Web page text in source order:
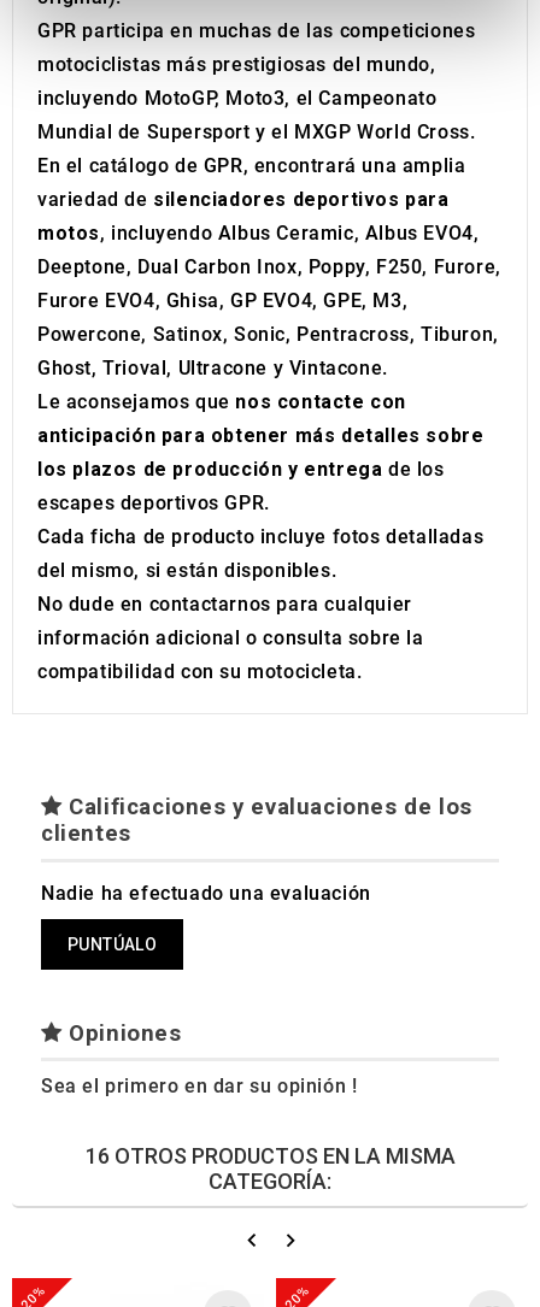
We use cookies to personalise content and ads, to
provide social media features and to analyse our traffic.
We also share information about your use of our site with
our social media, advertising and analytics partners who
may combine it with other information that you’ve
provided to them or that they’ve collected from your use
GPR participa en muchas de las competiciones
motociclistas más prestigiosas del mundo,
incluyendo MotoGP, Moto3, el Campeonato
Mundial de Supersport y el MXGP World Cross.
En el catálogo de GPR, encontrará una amplia
variedad de silenciadores deportivos para
motos, incluyendo Albus Ceramic, Albus EVO4,
Deeptone, Dual Carbon Inox, Poppy, F250, Furore,
Furore EVO4, Ghisa, GP EVO4, GPE, M3,
Powercone, Satinox, Sonic, Pentracross, Tiburon,
Ghost, Trioval, Ultracone y Vintacone.
Le aconsejamos que nos contacte con
anticipación para obtener más detalles sobre
los plazos de producción y entrega de los
escapes deportivos GPR.
Cada ficha de producto incluye fotos detalladas
del mismo, si están disponibles.
No dude en contactarnos para cualquier
información adicional o consulta sobre la
compatibilidad con su motocicleta.
Calificaciones y evaluaciones de los
clientes
Nadie ha efectuado una evaluación
PUNTÚALO
Opiniones
Sea el primero en dar su opinión !
16 OTROS PRODUCTOS EN LA MISMA
CATEGORÍA:
-20% -20%